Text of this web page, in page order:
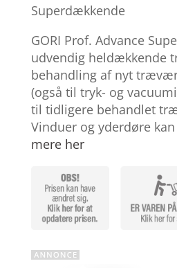
baseret
på
ømmelse
Superdækkende
GORI Prof. Advance
udvendig heldækkende
behandling af nyt
(også til tryk- og
til tidligere behandlet
Vinduer og yderdøre
mere her